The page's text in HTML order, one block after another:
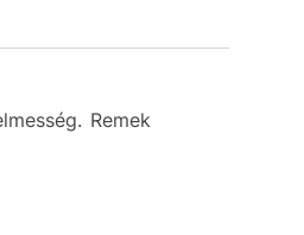
Remek